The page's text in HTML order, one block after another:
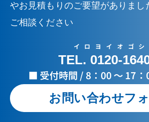
やお見積もりのご要望がありまし
ご相談ください
イロヨイオゴシ
TEL. 0120-
■ 受付時間 / 8：00 ～ 17：
お問い合わせフ